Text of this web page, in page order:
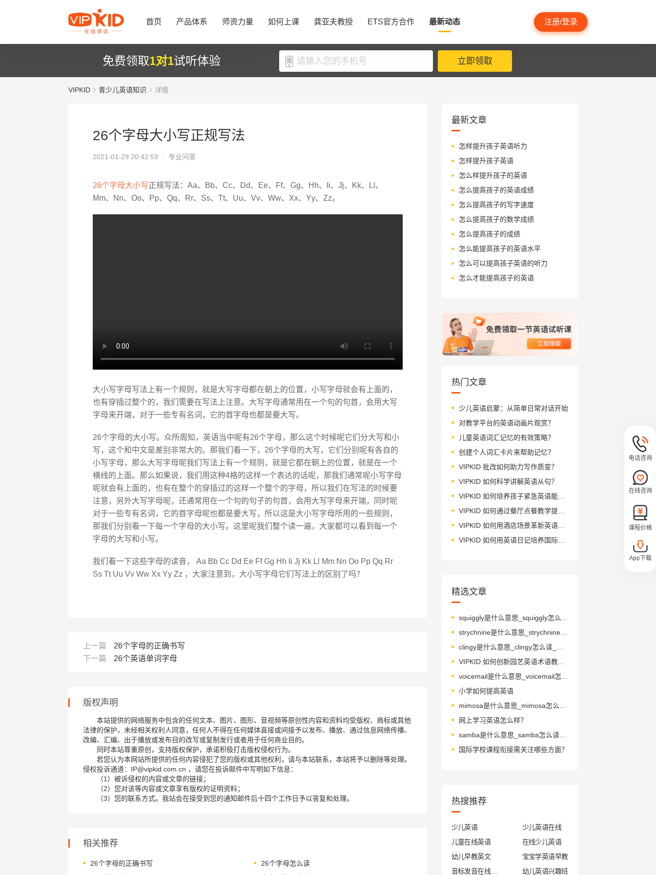
首页 产品体系 师资力量 如何上课 龚亚夫教授 ETS官方合作 最新动态 注册/登录
免费领取1对1试听体验 立即领取
VIPKID 青少儿英语知识 详情
26个字母大小写正规写法
2021-01-29 20:42:59 · 专业问答
26个字母大小写正规写法：Aa、Bb、Cc、Dd、Ee、Ff、Gg、Hh、Ii、Jj、Kk、Ll、
Mm、Nn、Oo、Pp、Qq、Rr、Ss、Tt、Uu、Vv、Ww、Xx、Yy、Zz。
大小写字母写法上有一个规则，就是大写字母都在朝上的位置，小写字母就会有上面的，
也有穿插过整个的，我们需要在写法上注意。大写字母通常用在一个句的句首，会用大写
字母来开端，对于一些专有名词，它的首字母也都是要大写。
26个字母的大小写。众所周知，英语当中呢有26个字母，那么这个时候呢它们分大写和小
写，这个和中文是差别非常大的。那我们看一下，26个字母的大写，它们分别呢有各自的
小写字母，那么大写字母呢我们写法上有一个规则，就是它都在朝上的位置，就是在一个
横线的上面。那么如果说，我们用这种4格的这样一个表达的话呢，那我们通常呢小写字母
呢就会有上面的，也有在整个的穿插过的这样一个整个的字母，所以我们在写法的时候要
注意，另外大写字母呢，还通常用在一个句的句子的句首，会用大写字母来开端，同时呢
对于一些专有名词，它的首字母呢也都是要大写，所以这是大小写字母所用的一些规则，
那我们分别看一下每一个字母的大小写。这里呢我们整个读一遍，大家都可以看到每一个
字母的大写和小写。
我们看一下这些字母的读音， Aa Bb Cc Dd Ee Ff Gg Hh Ii Jj Kk Ll Mm Nn Oo Pp Qq Rr
Ss Tt Uu Vv Ww Xx Yy Zz ，大家注意到，大小写字母它们写法上的区别了吗？
上一篇
26个字母的正确书写
下一篇
26个英语单词字母
版权声明
本站提供的网络服务中包含的任何文本、图片、图形、音视频等原创性内容和资料均受版权、商标或其他
法律的保护，未经相关权利人同意，任何人不得在任何媒体直接或间接予以发布、播放、通过信息网络传播、
改编、汇编、出于播放或发布目的改写或复制发行或者用于任何商业目的。
同时本站尊重原创，支持版权保护，承诺积极打击版权侵权行为。
若您认为本网站所提供的任何内容侵犯了您的版权或其他权利，请与本站联系，本站将予以删除等处理。
侵权投诉通道：IP@vipkid.com.cn ，请您在投诉邮件中写明如下信息：
（1）被诉侵权的内容或文章的链接；
（2）您对该等内容或文章享有版权的证明资料；
（3）您的联系方式。我站会在接受到您的通知邮件后十四个工作日予以答复和处理。
相关推荐
26个字母的正确书写
26个字母怎么读
最新文章
怎样提升孩子英语听力
怎样提升孩子英语
怎么样提升孩子的英语
怎么提高孩子的英语成绩
怎么提高孩子的写字速度
怎么提高孩子的数学成绩
怎么提高孩子的成绩
怎么能提高孩子的英语水平
怎么可以提高孩子英语的听力
怎么才能提高孩子的英语
热门文章
少儿英语启蒙：从简单日常对话开始
对教学平台的英语动画片观赏？
儿童英语词汇记忆的有效策略？
创建个人词汇卡片来帮助记忆？
VIPKID 批改如何助力写作质变？
VIPKID 如何科学讲解英语从句？
VIPKID 如何培养孩子紧急英语能力？
VIPKID 如何通过餐厅点餐教学提升少儿英语应用能力？
VIPKID 如何用酒店场景革新英语教学？
VIPKID 如何用英语日记培养国际化人才？
精选文章
strychnine是什么意思_strychnine怎么读_音标'strɪkni-n
VIPKID 如何创新园艺英语术语教学？
小学如何提高英语
网上学习英语怎么样？
samba是什么意思_samba怎么读_音标'sæmbə
国际学校课程衔接需关注哪些方面？
热搜推荐
少儿英语
少儿英语在线
儿童在线英语
在线少儿英语
幼儿早教英文
宝宝学英语早教
幼儿英语兴趣班
电话咨询
在线咨询
课程价格
App下载